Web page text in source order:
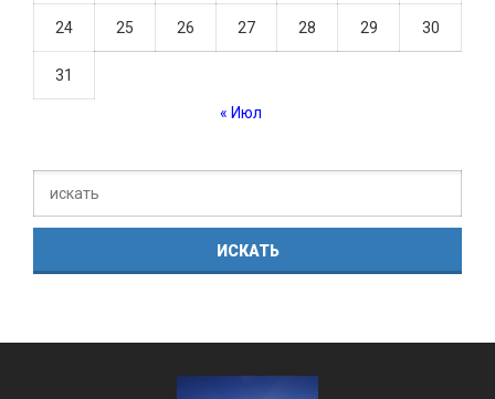
24 25 26 27 28 29 30
31
« Июл